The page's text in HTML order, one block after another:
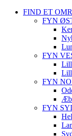
FIND ET
FYN
FYN
FYN
FYN